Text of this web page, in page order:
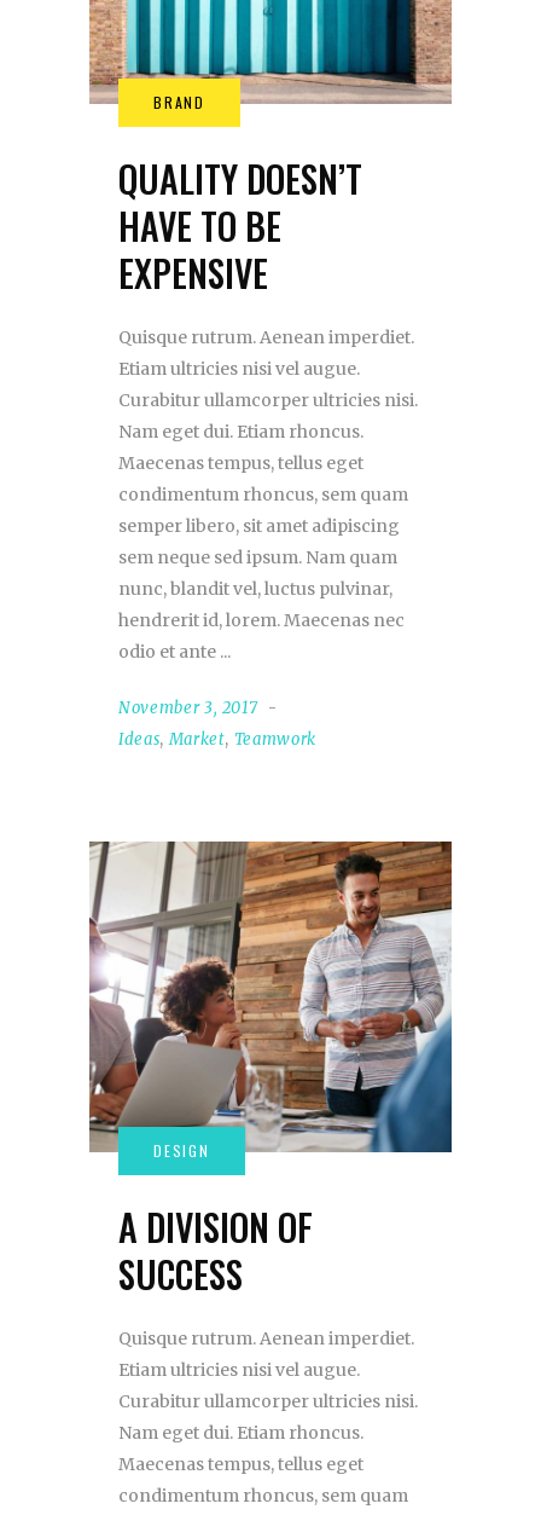
QUALITY DOESN’T
HAVE TO BE
EXPENSIVE
Quisque rutrum. Aenean imperdiet.
Etiam ultricies nisi vel augue.
Curabitur ullamcorper ultricies nisi.
Nam eget dui. Etiam rhoncus.
Maecenas tempus, tellus eget
condimentum rhoncus, sem quam
semper libero, sit amet adipiscing
sem neque sed ipsum. Nam quam
nunc, blandit vel, luctus pulvinar,
hendrerit id, lorem. Maecenas nec
odio et ante
November 3, 2017
Ideas,Market, Teamwork
A DIVISION OF
SUCCESS
Quisque rutrum. Aenean imperdiet.
Etiam ultricies nisi vel augue.
Curabitur ullamcorper ultricies nisi.
Nam eget dui. Etiam rhoncus.
Maecenas tempus, tellus eget
condimentum rhoncus, sem quam